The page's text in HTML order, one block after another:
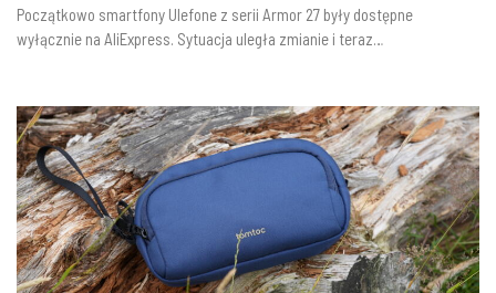
Początkowo smartfony Ulefone z serii Armor 27 były dostępne
wyłącznie na AliExpress. Sytuacja uległa zmianie i teraz…